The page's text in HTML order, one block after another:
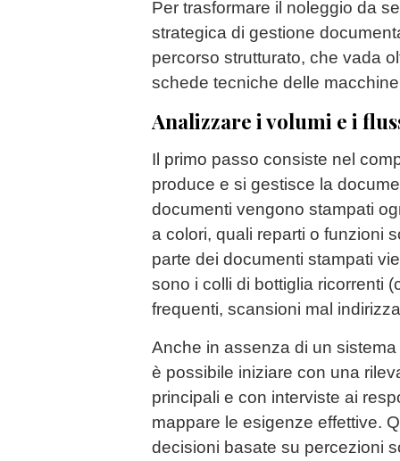
Per trasformare il noleggio da
strategica di gestione
percorso strutturato, che vada
schede tecniche delle
Analizzare i volumi e i
Il primo passo consiste nel
produce e si gestisce la
documenti vengono stampati
a colori, quali reparti o funzioni
parte dei documenti stampati
sono i colli di bottiglia ricorrenti
frequenti, scansioni mal
Anche in assenza di un
è possibile iniziare con una
principali e con interviste ai
mappare le esigenze effettive.
decisioni basate su percezioni